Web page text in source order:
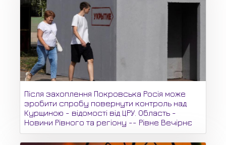
Після захоплення Покровська Росія може
зробити спробу повернути контроль над
Курщиною - відомості від ЦРУ. Область -
Новини Рівного та регіону -- Рівне Вечірнє